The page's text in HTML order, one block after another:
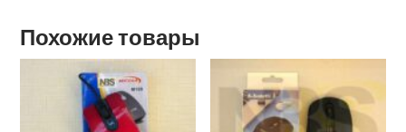
Похожие товары